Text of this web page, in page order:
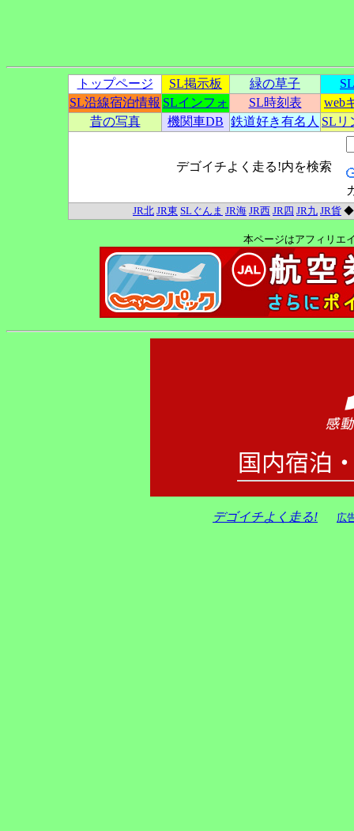
トップページ SL掲示板 緑の草子
SL沿線宿泊情報 SLインフォ SL時刻表
web
昔の写真
機関車DB 鉄道好き有名人 SLリ
デゴイチよく走る!内を検索
JR北 JR東 SLぐんま JR海 JR西 JR四 JR九 JR貨
本ページはアフィリエ
デゴイチよく走る! 広